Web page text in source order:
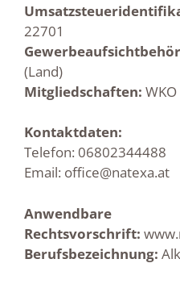
22701
(Land)
Mitgliedschaften:
Kontaktdaten:
Telefon: 06802344488
Email: office@natexa.at
Anwendbare
Rechtsvorschrift:
Berufsbezeichnung: